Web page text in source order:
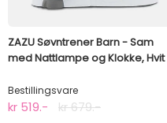
ZAZU Søvntrener Barn - Sam
med Nattlampe og Klokke, Hvit
Bestillingsvare
kr 519.- kr 679.-